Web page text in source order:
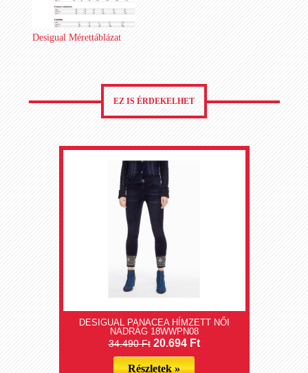
Desigual Mérettáblázat
EZ IS ÉRDEKELHET
DESIGUAL PANACEA HÍMZETT NŐI
NADRÁG 18WWPN08
34.490 Ft 20.694 Ft
Részletek »